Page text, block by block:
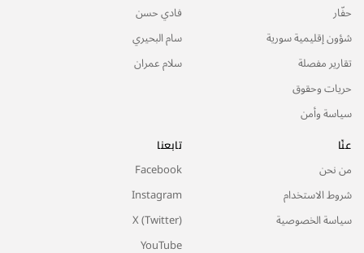
حفّار
شؤون إقليمية سورية
تقارير مفصلة
حريات وحقوق
سياسة وأمن
فادي حسن
سام البحيري
سلام عمران
عنّا
من نحن
شروط الاستخدام
سياسة الخصوصية
تابعنا
Facebook
Instagram
X (Twitter)
YouTube